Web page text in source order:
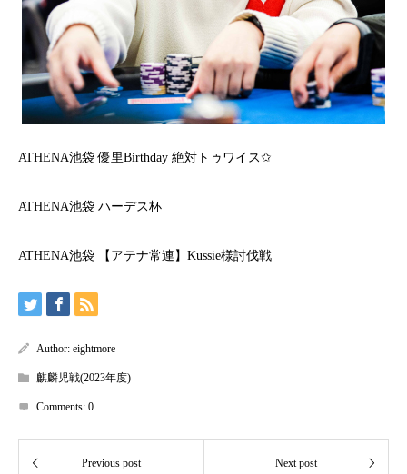
ATHENA池袋 優里Birthday 絶対トゥワイス✩
ATHENA池袋 ハーデス杯
ATHENA池袋 【アテナ常連】Kussie様討伐戦
Author: eightmore
麒麟児戦(2023年度)
Comments: 0